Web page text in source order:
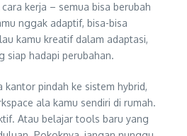
kerja – semua bisa berubah
nggak adaptif, bisa-bisa
kamu kreatif dalam adaptasi,
siap hadapi perubahan.
kantor pindah ke sistem hybrid,
ala kamu sendiri di rumah.
Atau belajar tools baru yang